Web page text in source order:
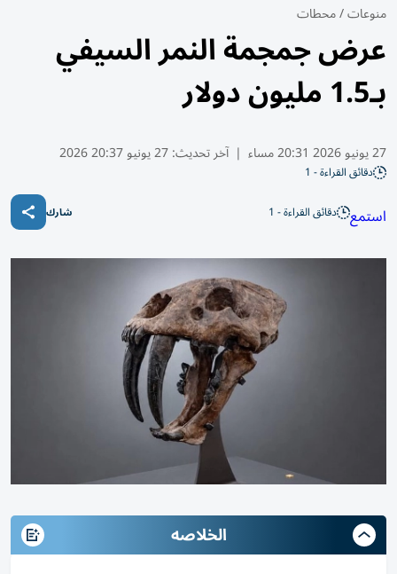
منوعات/محطات
عرض جمجمة النمر السيفي
بـ1.5 مليون دولار
27 يونيو 2026 20:31 مساء | آخر تحديث:27 يونيو 20:37 2026
دقائق القراءة - 1
استمع دقائق القراءة - 1 شارك
الخلاصه